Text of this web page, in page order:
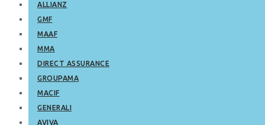
ALLIANZ
GMF
MAAF
MMA
DIRECT ASSURANCE
GROUPAMA
MACIF
GENERALI
AVIVA